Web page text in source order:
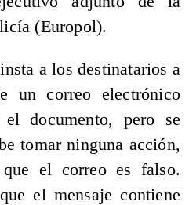
(Europol).
a los destinatarios a
un correo electrónico
documento, pero se
tomar ninguna acción,
el correo es falso.
el mensaje contiene